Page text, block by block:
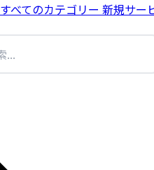
すべてのカテゴリー 新規サー